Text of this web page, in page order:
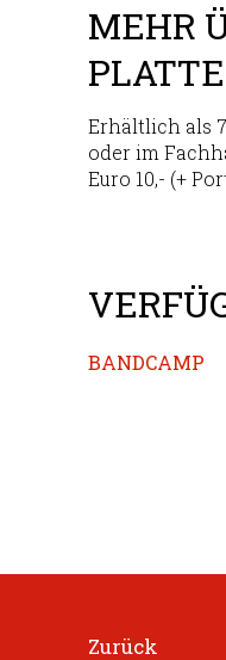
MEHR
PLATTE
Erhältlich als
oder im
Euro 10,- (+
BANDCAMP
Zurück